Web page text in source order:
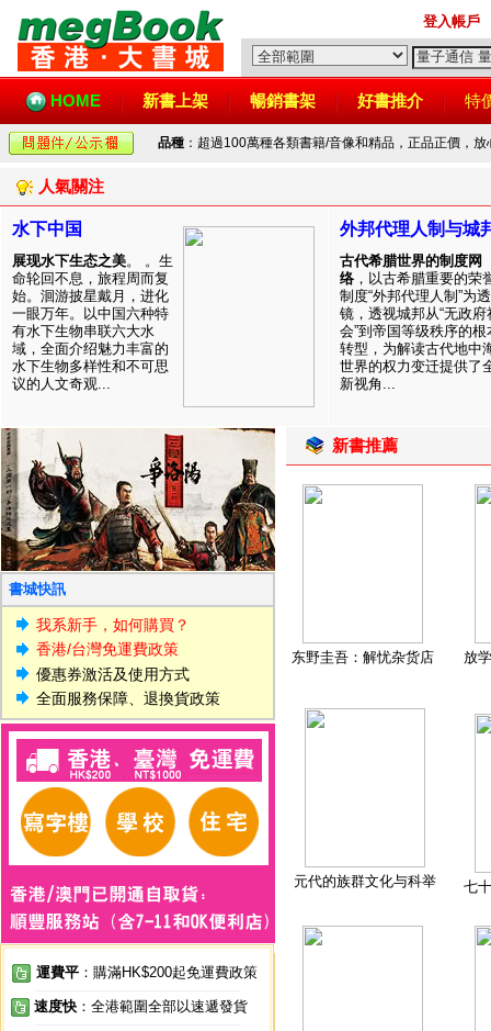
登入帳戶
HOME 新書上架 暢銷書架 好書推介 特
品種 ：超過100萬種各類書籍/音像和精品，正品正價，
人氣關注
水下中国
展现水下生态之美。 。生
命轮回不息，旅程周而复
始。洄游披星戴月，进化
一眼万年。以中国六种特
有水下生物串联六大水
域，全面介绍魅力丰富的
水下生物多样性和不可思
议的人文奇观...
外邦代理人制与城
古代希腊世界的制度网
络 ，以古希腊重要的荣
制度“外邦代理人制”为透
镜，透视城邦从“无政府
会”到帝国等级秩序的根
转型，为解读古代地中
世界的权力变迁提供了
新视角...
書城快訊
我系新手，如何購買？
香港/台灣免運費政策
優惠券激活及使用方式
全面服務保障、退換貨政策
運費平 ：購滿HK$200起免運費政策
速度快 ：全港範圍全部以速遞發貨
新書推薦
东野圭吾：解忧杂货店 放
元代的族群文化与科举 七